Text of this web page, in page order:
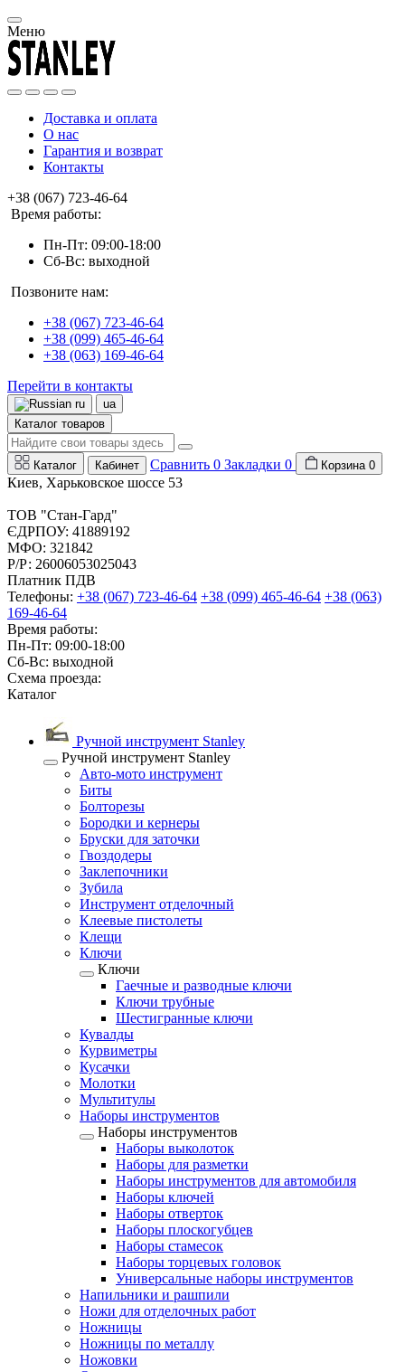
Меню
Доставка и оплата
О нас
Гарантия и возврат
Контакты
+38 (067) 723-46-64
Время работы:
Пн-Пт: 09:00-18:00
Сб-Вс: выходной
Позвоните нам:
+38 (067) 723-46-64
+38 (099) 465-46-64
+38 (063) 169-46-64
Перейти в контакты
ru
ua
Каталог товаров
Каталог Кабинет Сравнить 0 Закладки 0 Корзина 0
Киев, Харьковское шоссе 53
ТОВ "Стан-Гард"
ЄДРПОУ: 41889192
МФО: 321842
Р/Р: 26006053025043
Платник ПДВ
Телефоны: +38 (067) 723-46-64 +38 (099) 465-46-64 +38 (063)
169-46-64
Время работы:
Пн-Пт: 09:00-18:00
Сб-Вс: выходной
Схема проезда:
Каталог
Ручной инструмент Stanley
Ручной инструмент Stanley
Авто-мото инструмент
Биты
Болторезы
Бородки и кернеры
Бруски для заточки
Гвоздодеры
Заклепочники
Зубила
Инструмент отделочный
Клеевые пистолеты
Клещи
Ключи
Ключи
Гаечные и разводные ключи
Ключи трубные
Шестигранные ключи
Кувалды
Курвиметры
Кусачки
Молотки
Мультитулы
Наборы инструментов
Наборы инструментов
Наборы выколоток
Наборы для разметки
Наборы инструментов для автомобиля
Наборы ключей
Наборы отверток
Наборы плоскогубцев
Наборы стамесок
Наборы торцевых головок
Универсальные наборы инструментов
Напильники и рашпили
Ножи для отделочных работ
Ножницы
Ножницы по металлу
Ножовки